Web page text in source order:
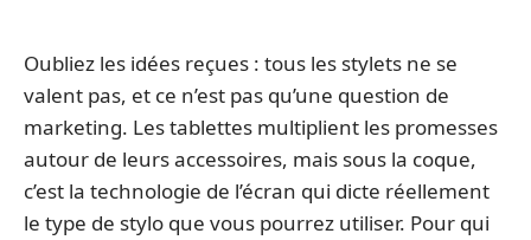
Oubliez les idées reçues : tous les stylets ne se
valent pas, et ce n’est pas qu’une question de
marketing. Les tablettes multiplient les promesses
autour de leurs accessoires, mais sous la coque,
c’est la technologie de l’écran qui dicte réellement
le type de stylo que vous pourrez utiliser. Pour qui